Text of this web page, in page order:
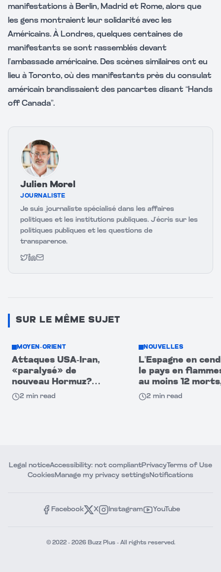
manifestations à Berlin, Madrid et Rome, alors que
les gens montraient leur solidarité avec les
Américains. À Londres, quelques centaines de
manifestants se sont rassemblés devant
l’ambassade américaine. Des scènes similaires ont eu
lieu à Toronto, où des manifestants près du consulat
américain brandissaient des pancartes disant “Hands
off Canada”.
Julien Morel
JOURNALISTE
Je suis journaliste spécialisé dans les affaires
politiques et les institutions publiques. J’écris sur les
politiques publiques et les questions de
transparence.
SUR LE MÊME SUJET
MOYEN-ORIENT
Attaques USA-Iran,
«paralysé» de
nouveau Hormuz?
CNBC : navires
passent dans
2 min read
NOUVELLES
L'Espagne en
le pays en
au moins 12
disparus au sud
2 min read
Legal noticeAccessibility: not compliantPrivacyTerms of Use
CookiesManage my privacy settingsNotifications
Facebook X Instagram YouTube
© 2022 - 2026 Buzz Plus - All rights reserved.